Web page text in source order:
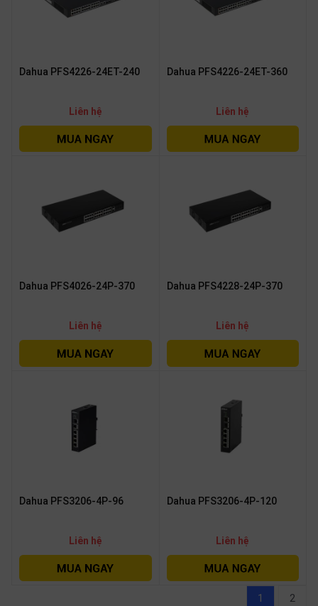
Dahua PFS4226-24ET-240
Liên hệ
Dahua PFS4226-24ET-360
Liên hệ
Dahua PFS4026-24P-370
Liên hệ
Dahua PFS4228-24P-370
Liên hệ
Dahua PFS3206-4P-96
Liên hệ
Dahua PFS3206-4P-120
Liên hệ
1 2